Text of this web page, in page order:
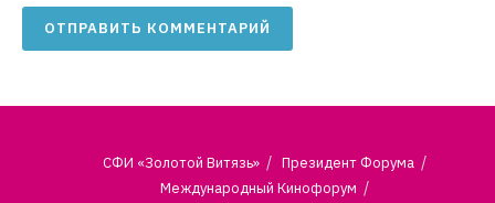
СФИ «Золотой Витязь»
Президент Форума
Международный Кинофорум